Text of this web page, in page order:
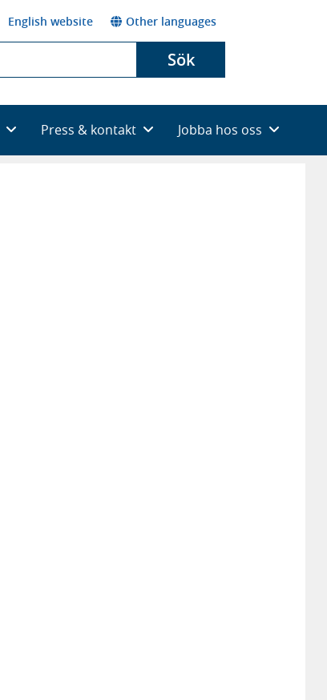
English website Other languages
Sök
Press & kontakt Jobba hos oss